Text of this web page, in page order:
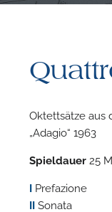
Oktettsätze aus
„Adagio“ 1963
Spieldauer 25
I Prefazione
II Sonata